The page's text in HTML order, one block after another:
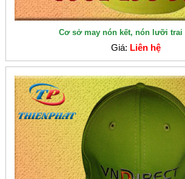
Cơ sở may nón kết, nón lưỡi trai
Giá: Liên hệ